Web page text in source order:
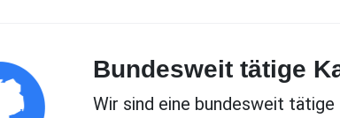
Bundesweit tätige
Wir sind eine bundesweit